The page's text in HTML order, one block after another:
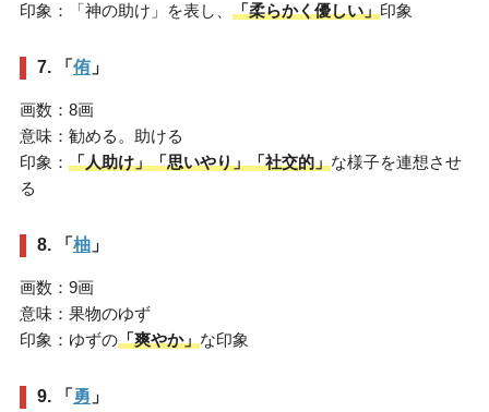
印象：「神の助け」を表し、 「柔らかく優しい」印象
7. 「 侑」
画数：8画
意味：勧める。助ける
印象： 「人助け」「思いやり」「社交的」な様子を連想させ
る
8. 「 柚」
画数：9画
意味：果物のゆず
印象：ゆずの「爽やか」な印象
9. 「 勇 」